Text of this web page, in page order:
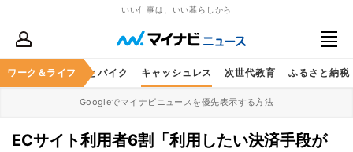
いい仕事は、いい暮らしから
ワーク＆ライフ
レジャー 車とバイク キャッシュレス 次世代教育 ふるさと納税
Googleでマイナビニュースを優先表示する方法
ECサイト利用者6割「利用したい決済手段が